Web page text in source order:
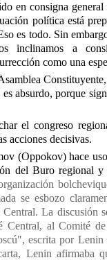
en consigna
política está
es todo. Sin
inclinamos a
como una
es absurdo, porque
el congreso
acciones decisivas.
(Oppokov) hace
del Buro regional
se esbozo
La discusión
Central, al Comité
escrita por
Lenin afirmaba